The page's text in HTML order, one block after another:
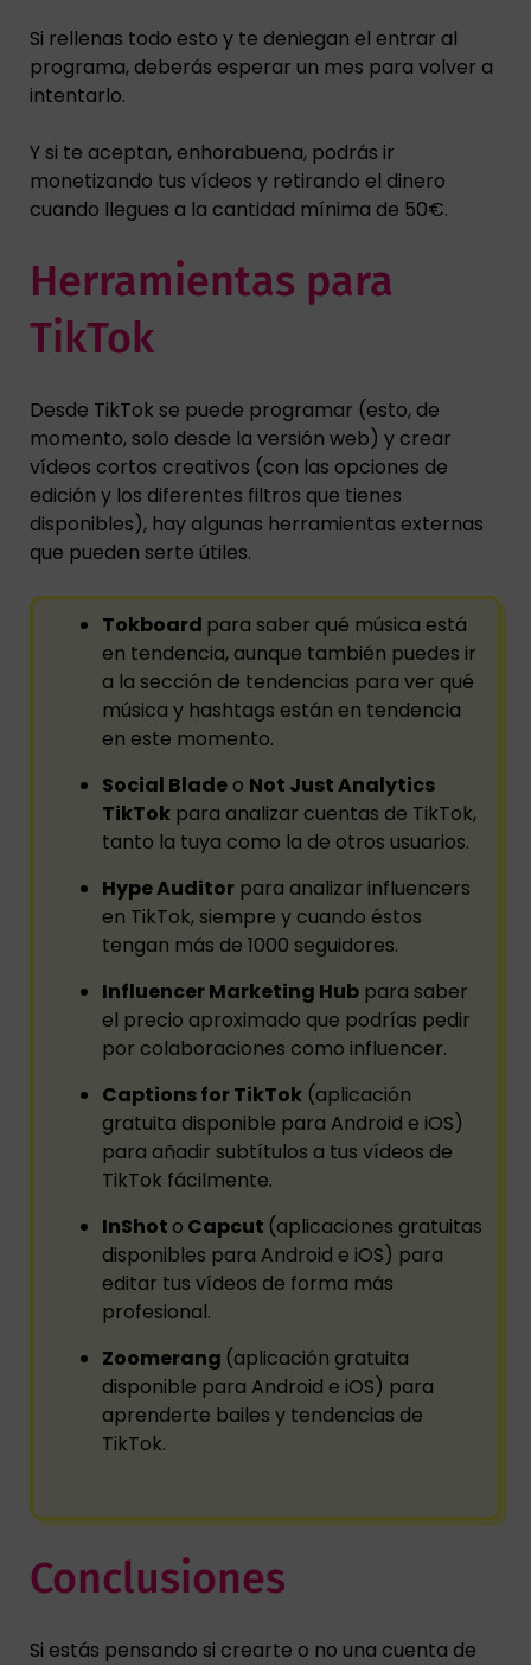
Si rellenas todo esto y te deniegan el entrar al
programa, deberás esperar un mes para volver a
intentarlo.
Y si te aceptan, enhorabuena, podrás ir
monetizando tus vídeos y retirando el dinero
cuando llegues a la cantidad mínima de 50€.
Herramientas para
TikTok
Desde TikTok se puede programar (esto, de
momento, solo desde la versión web) y crear
vídeos cortos creativos (con las opciones de
edición y los diferentes filtros que tienes
disponibles), hay algunas herramientas externas
que pueden serte útiles.
Tokboard para saber qué música está
en tendencia, aunque también puedes ir
a la sección de tendencias para ver qué
música y hashtags están en tendencia
en este momento.
Social Blade o Not Just Analytics
TikTok para analizar cuentas de TikTok,
tanto la tuya como la de otros usuarios.
Hype Auditor para analizar influencers
en TikTok, siempre y cuando éstos
tengan más de 1000 seguidores.
Influencer Marketing Hub para saber
el precio aproximado que podrías pedir
por colaboraciones como influencer.
Captions for TikTok (aplicación
gratuita disponible para Android e iOS)
para añadir subtítulos a tus vídeos de
TikTok fácilmente.
InShot o Capcut (aplicaciones gratuitas
disponibles para Android e iOS) para
editar tus vídeos de forma más
profesional.
Zoomerang (aplicación gratuita
disponible para Android e iOS) para
aprenderte bailes y tendencias de
TikTok.
Conclusiones
Si estás pensando si crearte o no una cuenta de